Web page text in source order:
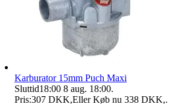
Karburator 15mm Puch Maxi
Sluttid18:00 8 aug. 18:00.
Pris:307 DKK,Eller Køb nu 338 DKK,.